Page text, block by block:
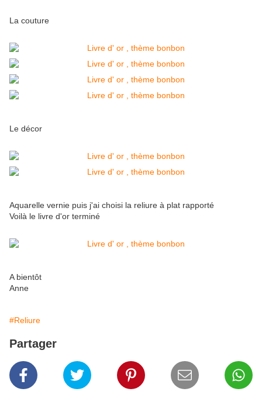
La couture
Le décor
Aquarelle vernie puis j'ai choisi la reliure à plat rapporté
Voilà le livre d'or terminé
A bientôt
Anne
#Reliure
Partager